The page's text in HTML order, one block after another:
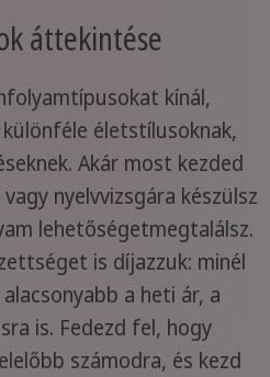
áttekintése
kínál,
életstílusoknak,
Akár most kezded
nyelvvizsgára készülsz
lehetőségetmegtalálsz.
is díjazzuk: minél
a heti ár, a
is. Fedezd fel, hogy
számodra, és kezd